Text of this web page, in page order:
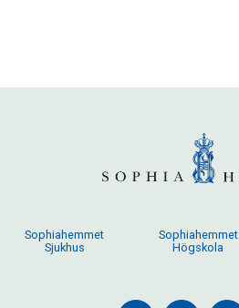
Sophiahemmet
Sjukhus
Sophiahemmet
Högskola